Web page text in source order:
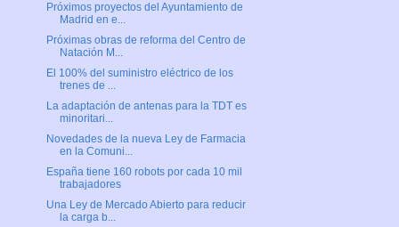
Próximos proyectos del Ayuntamiento de
Madrid en e...
Próximas obras de reforma del Centro de
Natación M...
El 100% del suministro eléctrico de los
trenes de ...
La adaptación de antenas para la TDT es
minoritari...
Novedades de la nueva Ley de Farmacia
en la Comuni...
España tiene 160 robots por cada 10 mil
trabajadores
Una Ley de Mercado Abierto para reducir
la carga b...